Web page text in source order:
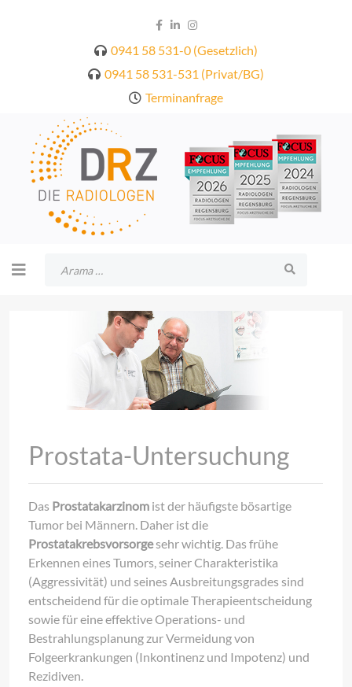
0941 58 531-0 (Gesetzlich)
0941 58 531-531 (Privat/BG)
Terminanfrage
Prostata-Untersuchung
Das Prostatakarzinom ist der häufigste bösartige
Tumor bei Männern. Daher ist die
Prostatakrebsvorsorgesehr wichtig. Das frühe
Erkennen eines Tumors, seiner Charakteristika
(Aggressivität) und seines Ausbreitungsgrades sind
entscheidend für die optimale Therapieentscheidung
sowie für eine effektive Operations- und
Bestrahlungsplanung zur Vermeidung von
Folgeerkrankungen (Inkontinenz und Impotenz) und
Rezidiven.